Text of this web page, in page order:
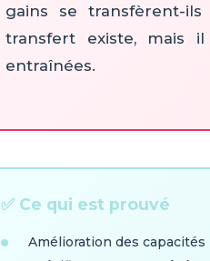
gains se transfèrent-
transfert existe, mais
entraînées.
✅ Ce qui est prouvé
Amélioration des capacités